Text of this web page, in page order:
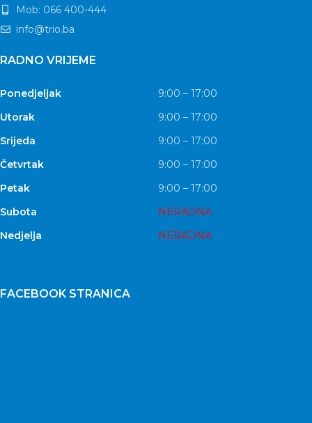
Mob: 066 400-444
info@trio.ba
RADNO VRIJEME
Ponedjeljak
9:00 – 17:00
Utorak
9:00 – 17:00
Srijeda
9:00 – 17:00
Četvrtak
9:00 – 17:00
Petak
9:00 – 17:00
Subota
NERADNA
Nedjelja
NERADNA
FACEBOOK STRANICA